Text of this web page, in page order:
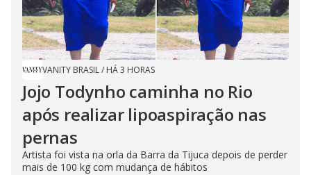
VANITY BRASIL/ HÁ 3 HORAS
Jojo Todynho caminha no Rio
após realizar lipoaspiração nas
pernas
Artista foi vista na orla da Barra da Tijuca depois de perder
mais de 100 kg com mudança de hábitos